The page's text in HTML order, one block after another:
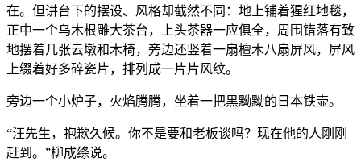
在。但讲台下的摆设、风格却截然不同：地上铺着猩红地毯，
正中一个乌木根雕大茶台，上头茶器一应俱全，周围错落有致
地摆着几张云墩和木椅，旁边还竖着一扇檀木八扇屏风，屏风
上缀着好多碎瓷片，排列成一片片风纹。
旁边一个小炉子，火焰腾腾，坐着一把黑黝黝的日本铁壶。
“汪先生，抱歉久候。你不是要和老板谈吗？现在他的人刚刚
赶到。”柳成绦说。